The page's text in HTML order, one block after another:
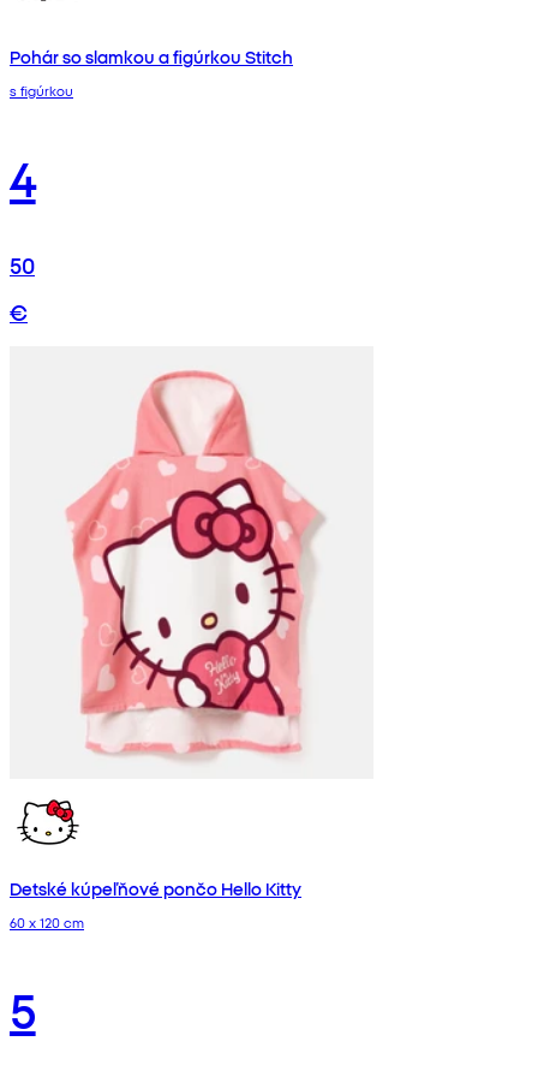
Pohár so slamkou a figúrkou Stitch
s figúrkou
4
50
€
Detské kúpeľňové pončo Hello Kitty
60 x 120 cm
5